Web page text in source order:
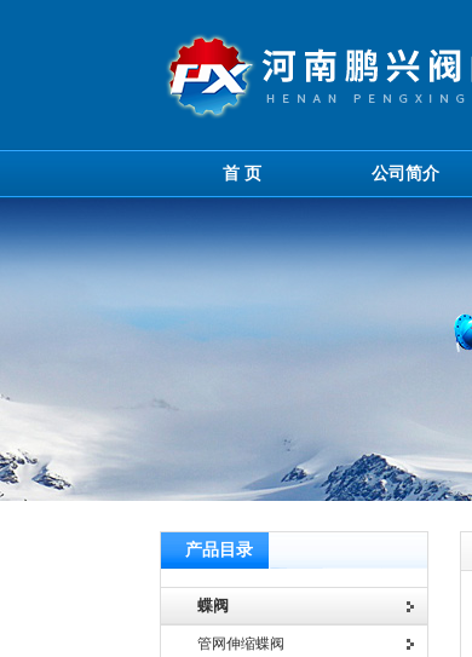
首 页 公司简介
产品目录
蝶阀
管网伸缩蝶阀